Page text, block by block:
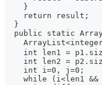
    }
    return result;
  }
public static
int len1 =
int len2 =
    int i=0, j=0;
while (i<len1 &&